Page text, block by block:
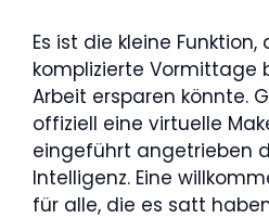
Es ist die kleine Funktion,
komplizierte Vormittage
Arbeit ersparen könnte.
offiziell eine virtuelle
eingeführt angetrieben
Intelligenz. Eine
für alle, die es satt